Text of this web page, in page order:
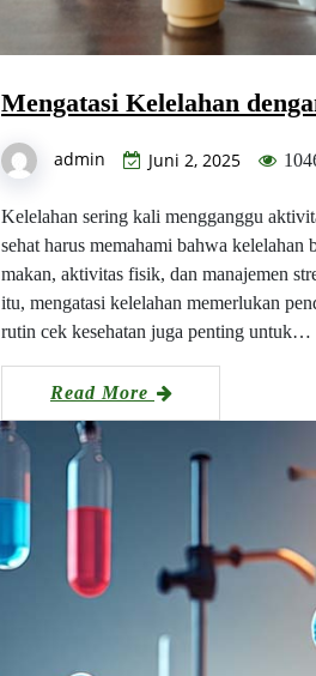
Mengatasi Kelelahan
admin Juni 2, 2025
Kelelahan sering kali mengganggu
sehat harus memahami bahwa
makan, aktivitas fisik, dan manajemen
itu, mengatasi kelelahan memerlukan
rutin cek kesehatan juga penting untuk…
Read More